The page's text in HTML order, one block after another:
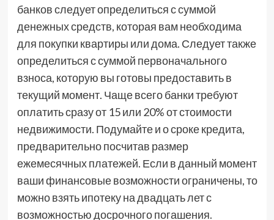
банков следует определиться с суммой
денежных средств, которая вам необходима
для покупки квартиры или дома. Следует также
определиться с суммой первоначального
взноса, которую вы готовы предоставить в
текущий момент. Чаще всего банки требуют
оплатить сразу от 15 или 20% от стоимости
недвижимости. Подумайте и о сроке кредита,
предварительно посчитав размер
ежемесячных платежей. Если в данный момент
ваши финансовые возможности ограничены, то
можно взять ипотеку на двадцать лет с
возможностью досрочного погашения.